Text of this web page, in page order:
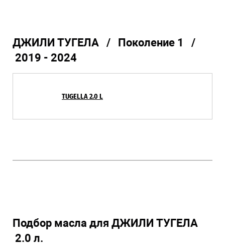
ДЖИЛИ ТУГЕЛА / Поколение 1 /
2019 - 2024
TUGELLA 2.0 L
Подбор масла для ДЖИЛИ ТУГЕЛА
2.0 л.